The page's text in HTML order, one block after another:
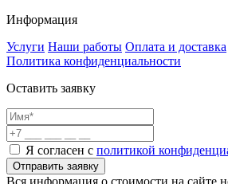
Информация
Услуги Наши работы Оплата и доставка
Политика конфиденциальности
Оставить заявку
Я согласен с политикой
Отправить заявку
Вся информация о стоимости на сайте